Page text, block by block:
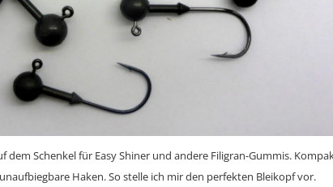
dem Schenkel für Easy Shiner und andere Filigran-Gummis.
Haken. So stelle ich mir den perfekten Bleikopf vor.